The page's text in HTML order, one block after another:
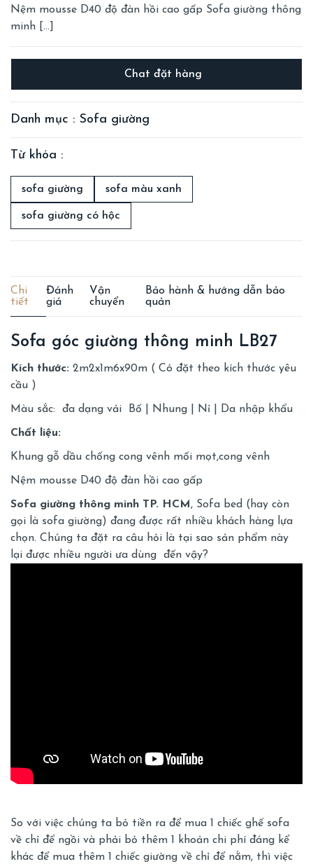
Nệm mousse D40 độ đàn hồi cao gấp Sofa giường thông
minh […]
Danh mục : Sofa giường
Từ khóa :
sofa giường sofa màu xanh
sofa giường có hộc
Chi
tiết
Đánh
giá
Vận
chuyển
Bảo hành & hướng dẫn bảo
quản
Sofa góc giường thông minh LB27
Kích thước: 2m2x1m6x90m ( Có đặt theo kích thước yêu
cầu )
Màu sắc: đa dạng vải Bố | Nhung | Nỉ | Da nhập khẩu
Chất liệu:
Khung gỗ dầu chống cong vênh mối mọt,cong vênh
Nệm mousse D40 độ đàn hồi cao gấp
Sofa giường thông minh TP. HCM , Sofa bed (hay còn
gọi là sofa giường) đang được rất nhiều khách hàng lựa
chọn. Chúng ta đặt ra câu hỏi là tại sao sản phẩm này
lại được nhiều người ưa dùng đến vậy?
So với việc chúng ta bỏ tiền ra để mua 1 chiếc ghế sofa
về chỉ để ngồi và phải bỏ thêm 1 khoản chi phí đáng kể
khác để mua thêm 1 chiếc giường về chỉ để nằm, thì việc